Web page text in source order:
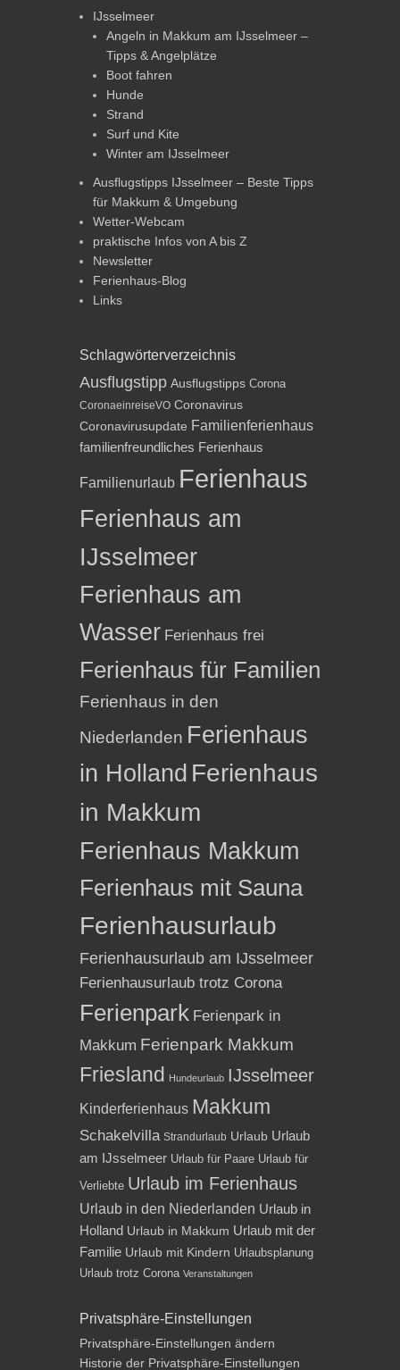
IJsselmeer
Angeln in Makkum am IJsselmeer –
Tipps & Angelplätze
Boot fahren
Hunde
Strand
Surf und Kite
Winter am IJsselmeer
Ausflugstipps IJsselmeer – Beste Tipps
für Makkum & Umgebung
Wetter-Webcam
praktische Infos von A bis Z
Newsletter
Ferienhaus-Blog
Links
Schlagwörterverzeichnis
Ausflugstipp Ausflugstipps Corona
CoronaeinreiseVO Coronavirus
Coronavirusupdate Familienferienhaus
familienfreundliches Ferienhaus
Familienurlaub Ferienhaus
Ferienhaus am
IJsselmeer
Ferienhaus am
Wasser Ferienhaus frei
Ferienhaus für Familien
Ferienhaus in den
Niederlanden Ferienhaus
in Holland Ferienhaus
in Makkum
Ferienhaus Makkum
Ferienhaus mit Sauna
Ferienhausurlaub
Ferienhausurlaub am IJsselmeer
Ferienhausurlaub trotz Corona
Ferienpark Ferienpark in
Makkum Ferienpark Makkum
Friesland Hundeurlaub IJsselmeer
Kinderferienhaus Makkum
Schakelvilla Strandurlaub Urlaub Urlaub
am IJsselmeer Urlaub für Paare Urlaub für
Verliebte Urlaub im Ferienhaus
Urlaub in den Niederlanden Urlaub in
Holland Urlaub in Makkum Urlaub mit der
Familie Urlaub mit Kindern Urlaubsplanung
Urlaub trotz Corona Veranstaltungen
Privatsphäre-Einstellungen
Privatsphäre-Einstellungen ändern
Historie der Privatsphäre-Einstellungen